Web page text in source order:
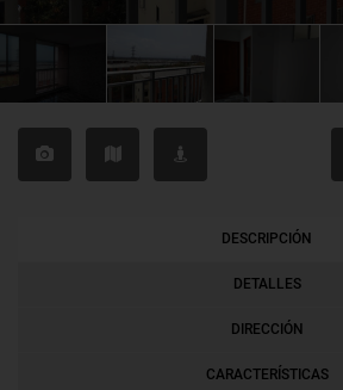
DESCRIPCIÓN
DETALLES
DIRECCIÓN
CARACTERÍSTICAS